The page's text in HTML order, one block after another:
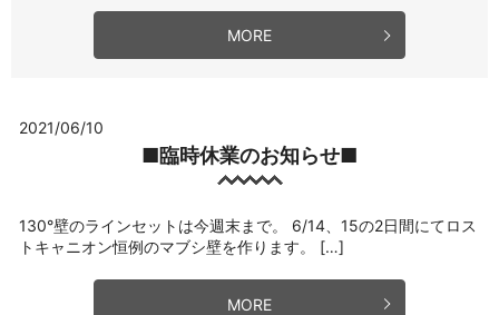
MORE
2021/06/10
■臨時休業のお知らせ■
130°壁のラインセットは今週末まで。 6/14、15の2日間にてロス
トキャニオン恒例のマブシ壁を作ります。 […]
MORE